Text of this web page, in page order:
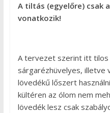
A tiltás (egyelőre) csak
vonatkozik!
A tervezet szerint itt tilos
sárgarézhüvelyes, illetve
lövedékű lőszert
kültéren az ólom nem
lövedék lesz csak